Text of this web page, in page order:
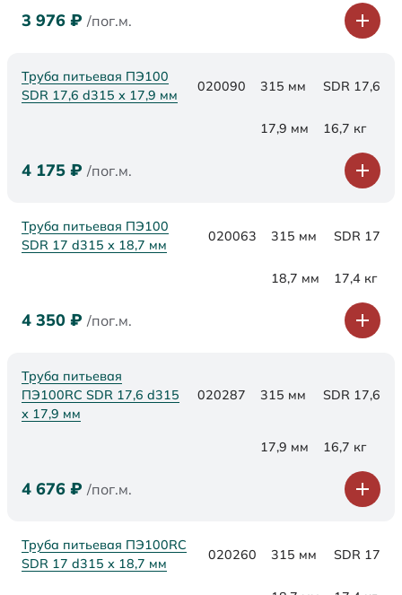
3 976 ₽ /пог.м.
Труба питьевая ПЭ100
SDR 17,6 d315 х 17,9 мм
020090 315 мм SDR 17,6
17,9 мм 16,7 кг
4 175 ₽ /пог.м.
Труба питьевая ПЭ100
SDR 17 d315 х 18,7 мм
020063 315 мм SDR 17
18,7 мм 17,4 кг
4 350 ₽ /пог.м.
Труба питьевая
ПЭ100RC SDR 17,6 d315
х 17,9 мм
020287 315 мм SDR 17,6
17,9 мм 16,7 кг
4 676 ₽ /пог.м.
Труба питьевая ПЭ100RC
SDR 17 d315 х 18,7 мм
020260 315 мм SDR 17